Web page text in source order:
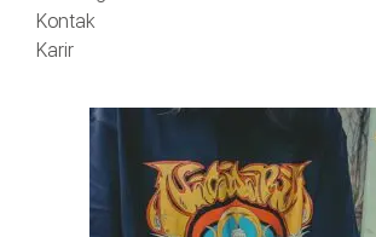
Kontak
Karir